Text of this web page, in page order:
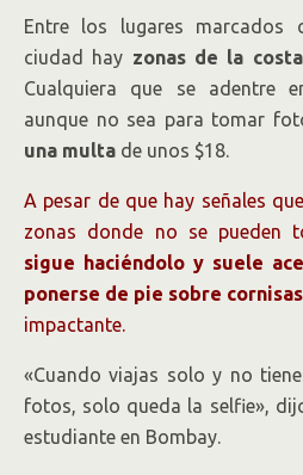
Entre los lugares marcados
ciudad hay zonas de la
Cualquiera que se adentre
aunque no sea para tomar
una multa de unos $18.
A pesar de que hay señales
zonas donde no se pueden
sigue haciéndolo y suele
ponerse de pie sobre cornisas
impactante.
«Cuando viajas solo y no
fotos, solo queda la selfie»,
estudiante en Bombay.